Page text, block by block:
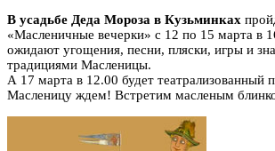
В усадьбе Деда Мороза в Кузьминках
«Масленичные вечерки» с 12 по 15 марта в
ожидают угощения, песни, пляски, игры и
традициями Масленицы.
А 17 марта в 12.00 будет театрализованный
Масленицу ждем! Встретим масленым